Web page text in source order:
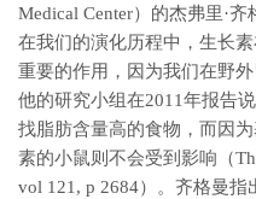
Medical Center）的杰弗里·齐
在我们的演化历程中，生长
重要的作用，因为我们在野
他的研究小组在2011年报告
找脂肪含量高的食物，而因
素的小鼠则不会受到影响（
vol 121, p 2684）。齐格曼